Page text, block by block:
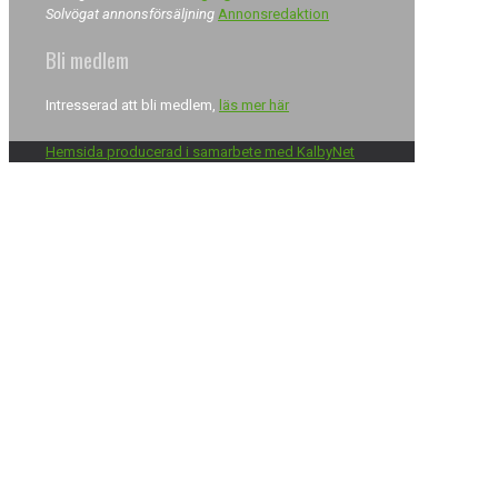
Solvögat annonsförsäljning Annonsredaktion
Bli medlem
Intresserad att bli medlem, läs mer här
Hemsida producerad i samarbete med KalbyNet